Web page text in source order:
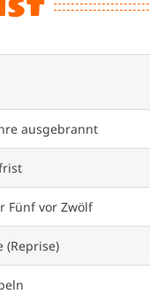
ausgebrannt
Fünf vor Zwölf
(Reprise)